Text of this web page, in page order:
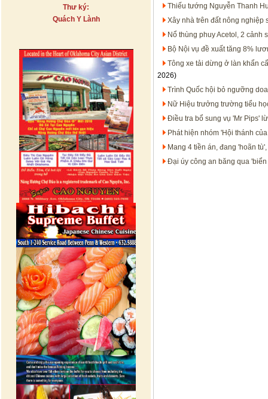
Thư ký:
Quách Y Lành
Thiếu tướng Nguyễn Thanh
Xây nhà trên đất nông nghiệp
Nổ thùng phuy Acetol, 2 cảnh
Bộ Nội vụ đề xuất tăng 8%
Tông xe tải dừng ở làn khẩn
2026)
Trình Quốc hội bỏ ngưỡng
Nữ Hiệu trưởng trường tiểu
Điều tra bổ sung vụ 'Mr Pips'
Phát hiện nhóm 'Hội thánh
Mang 4 tiền án, đang 'hoãn
Đại úy công an băng qua